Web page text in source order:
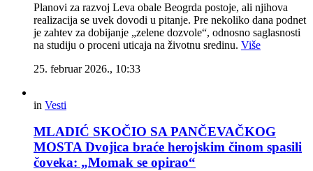
Planovi za razvoj Leva obale Beogrda postoje, ali njihova
realizacija se uvek dovodi u pitanje. Pre nekoliko dana podnet
je zahtev za dobijanje „zelene dozvole“, odnosno saglasnosti
na studiju o proceni uticaja na životnu sredinu. Više
25. februar 2026., 10:33
in Vesti
MLADIĆ SKOČIO SA PANČEVAČKOG
MOSTA Dvojica braće herojskim činom spasili
čoveka: „Momak se opirao“